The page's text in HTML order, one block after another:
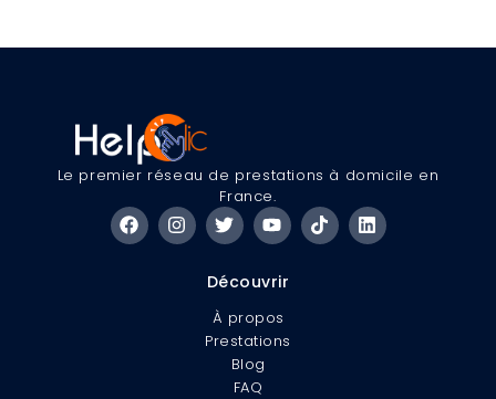
Le premier réseau de prestations à domicile en
France.
Découvrir
À propos
Prestations
Blog
FAQ